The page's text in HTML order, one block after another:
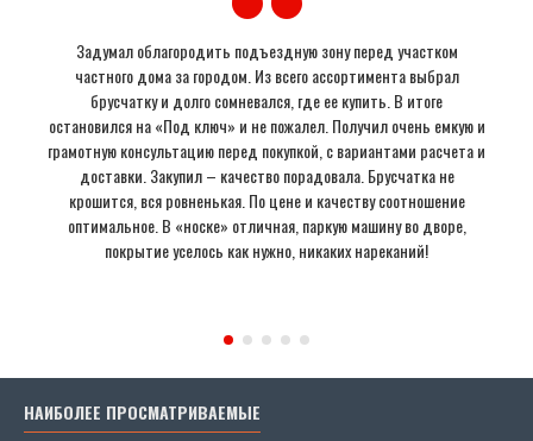
Задумал облагородить подъездную зону перед участком
частного дома за городом. Из всего ассортимента выбрал
брусчатку и долго сомневался, где ее купить. В итоге
остановился на «Под ключ» и не пожалел. Получил очень емкую и
грамотную консультацию перед покупкой, с вариантами расчета и
доставки. Закупил – качество порадовала. Брусчатка не
крошится, вся ровненькая. По цене и качеству соотношение
оптимальное. В «носке» отличная, паркую машину во дворе,
покрытие уселось как нужно, никаких нареканий!
НАИБОЛЕЕ ПРОСМАТРИВАЕМЫЕ